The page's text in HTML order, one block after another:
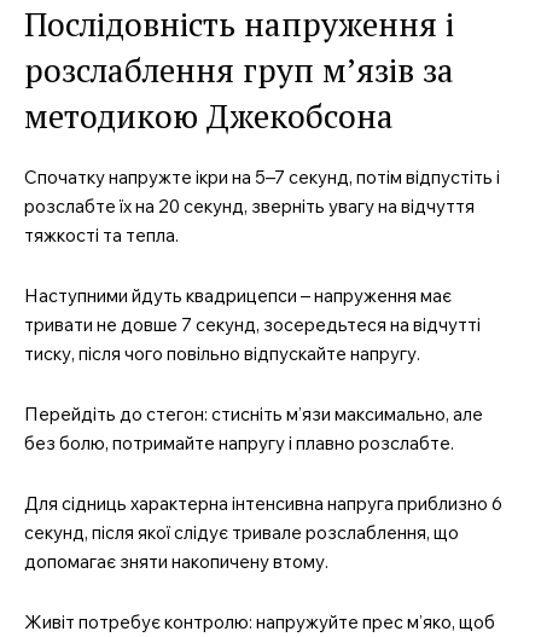
Послідовність напруження і
розслаблення груп м’язів за
методикою Джекобсона
Спочатку напружте ікри на 5–7 секунд, потім відпустіть і
розслабте їх на 20 секунд, зверніть увагу на відчуття
тяжкості та тепла.
Наступними йдуть квадрицепси – напруження має
тривати не довше 7 секунд, зосередьтеся на відчутті
тиску, після чого повільно відпускайте напругу.
Перейдіть до стегон: стисніть м’язи максимально, але
без болю, потримайте напругу і плавно розслабте.
Для сідниць характерна інтенсивна напруга приблизно 6
секунд, після якої слідує тривале розслаблення, що
допомагає зняти накопичену втому.
Живіт потребує контролю: напружуйте прес м’яко, щоб